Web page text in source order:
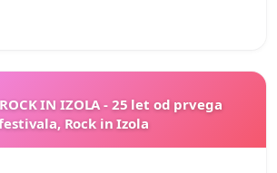
IN IZOLA - 25 let od prvega
Rock in Izola